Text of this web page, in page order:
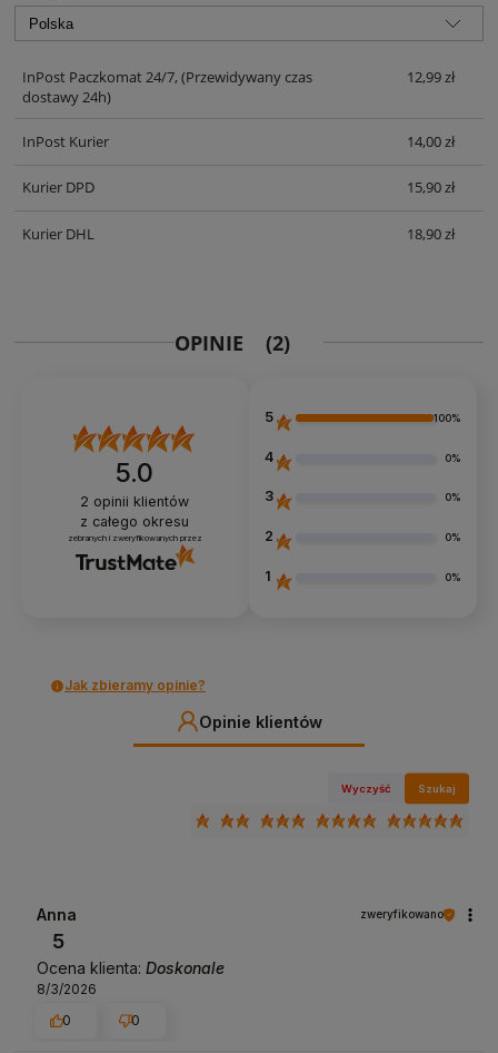
InPost Paczkomat 24/7, (Przewidywany czas
dostawy 24h)
12,99 zł
InPost Kurier 14,00 zł
Kurier DPD 15,90 zł
Kurier DHL 18,90 zł
OPINIE (2)
5.0
2 opinii klientów
z całego okresu
zebranych i zweryfikowanych przez
5 100%
4 0%
3 0%
2 0%
1 0%
Jak zbieramy opinie?
Opinie klientów
Wyczyść Szukaj
Anna zweryfikowano
5
Ocena klienta: Doskonale
8/3/2026
0
0